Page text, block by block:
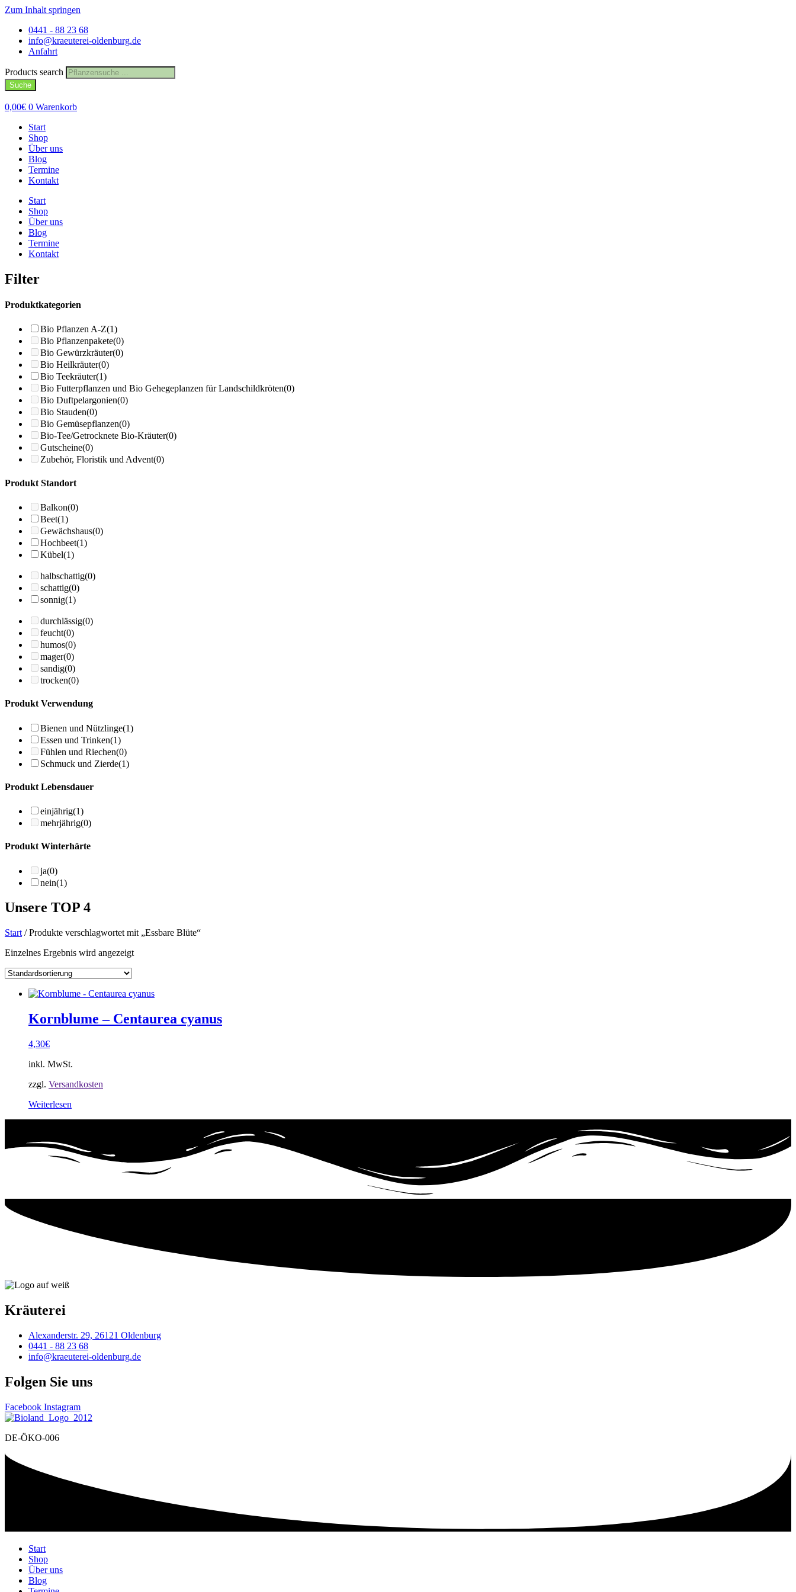
Zum Inhalt springen
0441 - 88 23 68
info@kraeuterei-oldenburg.de
Anfahrt
Products search
Suche
0,00€ 0 Warenkorb
Start
Shop
Über uns
Blog
Termine
Kontakt
Start
Shop
Über uns
Blog
Termine
Kontakt
Filter
Produktkategorien
Bio Pflanzen A-Z(1)
Bio Pflanzenpakete(0)
Bio Gewürzkräuter(0)
Bio Heilkräuter(0)
Bio Teekräuter(1)
Bio Futterpflanzen und Bio Gehegeplanzen für Landschildkröten(0)
Bio Duftpelargonien(0)
Bio Stauden(0)
Bio Gemüsepflanzen(0)
Bio-Tee/Getrocknete Bio-Kräuter(0)
Gutscheine(0)
Zubehör, Floristik und Advent(0)
Produkt Standort
Balkon(0)
Beet(1)
Gewächshaus(0)
Hochbeet(1)
Kübel(1)
halbschattig(0)
schattig(0)
sonnig(1)
durchlässig(0)
feucht(0)
humos(0)
mager(0)
sandig(0)
trocken(0)
Produkt Verwendung
Bienen und Nützlinge(1)
Essen und Trinken(1)
Fühlen und Riechen(0)
Schmuck und Zierde(1)
Produkt Lebensdauer
einjährig(1)
mehrjährig(0)
Produkt Winterhärte
ja(0)
nein(1)
Unsere TOP 4
Start / Produkte verschlagwortet mit „Essbare Blüte“
Einzelnes Ergebnis wird angezeigt
Kornblume – Centaurea cyanus
4,30€
inkl. MwSt.
zzgl. Versandkosten
Weiterlesen
Kräuterei
Alexanderstr. 29, 26121 Oldenburg
0441 - 88 23 68
info@kraeuterei-oldenburg.de
Folgen Sie uns
Facebook Instagram
DE-ÖKO-006
Start
Shop
Über uns
Blog